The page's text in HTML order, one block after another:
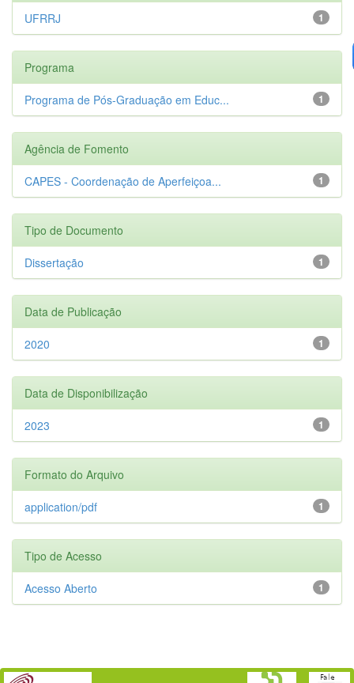
1
UFRRJ
Programa
1
Programa de Pós-Graduação em Educ...
Agência de Fomento
1
CAPES - Coordenação de Aperfeiçoa...
Tipo de Documento
1
Dissertação
Data de Publicação
1
2020
Data de Disponibilização
1
2023
Formato do Arquivo
1
application/pdf
Tipo de Acesso
1
Acesso Aberto